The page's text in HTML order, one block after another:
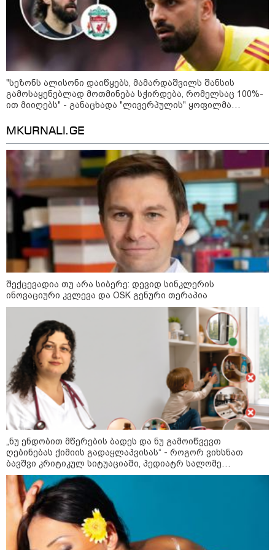
ფაქტობრივად, წაქეზება იყო" -
პროკურორი
კატეგორიები
8
აგვისტო
დღის ზოგადი
ასტროლოგიური
8 აგვისტო ახალ შთაგონებასა და ემოციურ სიახლოვეს
მოიტანს. გაიზრდება ინტერესი შემოქმედებითი საქმიანობისა
და კულტურული ღონისძიებების მიმართ. საღამო
განსაკუთრებით ხელსაყრელია საყვარელ ადამიანებთან
დროის გასატარებლად და თბილი, გულახდილი
საუბრებისთვის.
აგვისტო აგარაკზე: ეს 5 საქმე
უნდა მოასწროთ შემოდგომის
დადგომამდე
"სეზონს ალისონი დაიწყებს, მამარდაშვილს შანსის
გამოსაყენებლად მოთმინება სჭირდება, რომელსაც 100%-
ით მიიღებს" - განაცხადა "ლივერპულის" ყოფილმა
MKURNALI.GE
შექცევადია თუ არა სიბერე: დევიდ სინკლერის
ინოვაციური კვლევა და OSK გენური თერაპია
„ნუ ენდობით მწერების ბადეს და ნუ გამოიწვევთ
ღებინებას ქიმიის გადაყლაპვისას“ - როგორ ვიხსნათ
ბავშვი კრიტიკულ სიტუაციაში, პედიატრ სალომე
ახვლედიანის რჩევები